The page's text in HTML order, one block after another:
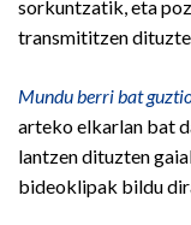
sorkuntzatik, eta
transmititzen
Mundu berri bat
arteko elkarlan bat
lantzen dituzten
bideoklipak bildu